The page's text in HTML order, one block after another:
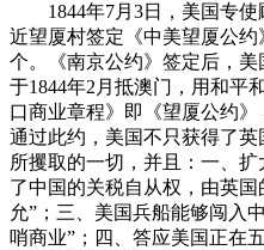
1844年7月3日，美国专使
近望厦村签定《中美望厦公
个。《南京公约》签定后，
于1844年2月抵澳门，用和平
口商业章程》即《望厦公约》
通过此约，美国不只获得了
所攫取的一切，并且：一、
了中国的关税自从权，由英国
允”；三、美国兵船能够闯入
哨商业”；四、答应美国正在